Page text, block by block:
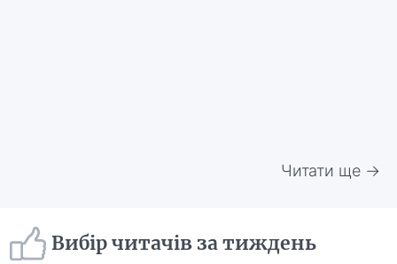
Читати ще →
Вибір читачів за тиждень